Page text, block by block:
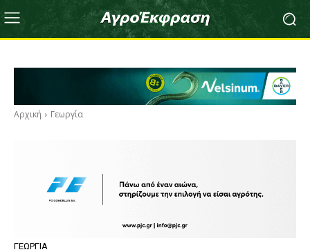
Αρχική Γεωργία
ΓΕΩΡΓΊΑ